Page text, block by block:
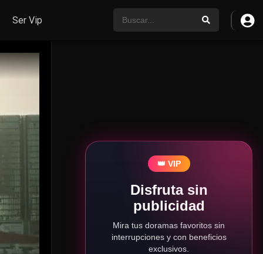
Ser Vip
👑 VIP
Disfruta sin
publicidad
Mira tus doramas favoritos sin
interrupciones y con beneficios
exclusivos.